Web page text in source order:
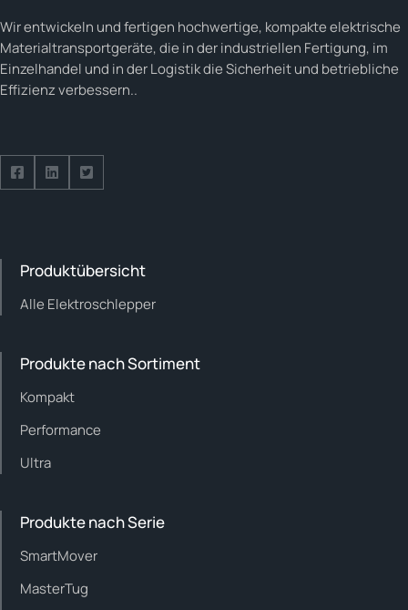
Wir entwickeln und fertigen hochwertige, kompakte elektrische
Materialtransportgeräte, die in der industriellen Fertigung, im
Einzelhandel und in der Logistik die Sicherheit und betriebliche
Effizienz verbessern..
Follow us on Facebook
Follow us on Facebook
Follow us on Facebook
Produktübersicht
Alle Elektroschlepper
Produkte nach Sortiment
Kompakt
Performance
Ultra
Produkte nach Serie
SmartMover
MasterTug